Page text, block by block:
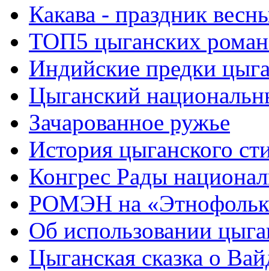
Какава - праздник
ТОП5 цыганских
Индийские предки
Цыганский
Зачарованное ружье
История цыганского
Конгрес Рады
РОМЭН на
Об использовании
Цыганская сказка о